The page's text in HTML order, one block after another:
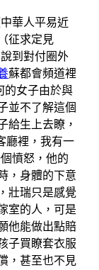
華人平易近
征求定見
到對付圈外
蘇都會頻道裡
的女子由於與
並不了解這個
給生上去瞭，
廳裡，我有一
憤怒，他的
，身體的下意
壯瑞只是感覺
室的人，可是
他能做出點賠
子買瞭套衣服
，甚至也不見